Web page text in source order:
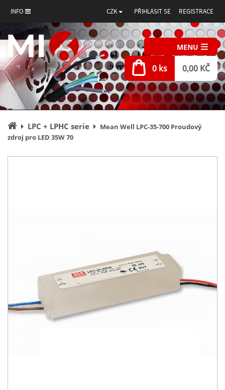
INFO CZK PŘIHLÁSIT SE REGISTRACE
MENU
0 ks 0,00 KČ
Úvodní
stránka
LPC + LPHC serie
Mean Well LPC-35-700 Proudový
zdroj pro LED 35W 70